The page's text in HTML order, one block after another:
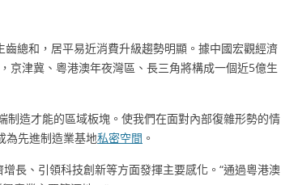
齒總和，居平易近消費升級趨勢明顯。據中國宏觀經濟
京津冀、粵港澳年夜灣區、長三角將構成一個近5億生
造才能的區域板塊。使我們在面對內部復雜形勢的情
為先進制造業基地私密空間 。
長、引領科技創新等方面發揮主要感化。“通過粵港澳